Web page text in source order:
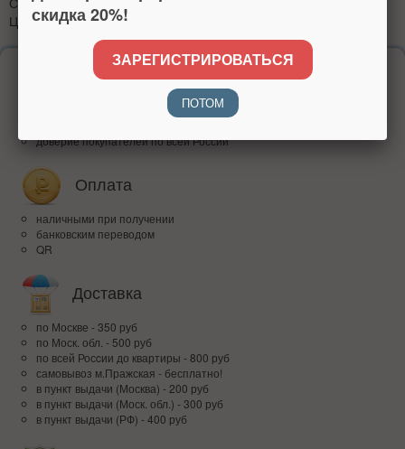
Цвет: черный.
Надежность
доверие покупателей по всей России
Оплата
наличными при получении
банковским переводом
QR
Доставка
по Москве - 350 руб
по Моск. обл. - 500 руб
по всей Росcии до квартиры - 800 руб
самовывоз м.Пражская - бесплатно!
в пункт выдачи (Москва) - 200 руб
в пункт выдачи (Моск. обл.) - 300 руб
в пункт выдачи (РФ) - 400 руб
скидка 20%!
ЗАРЕГИСТРИРОВАТЬСЯ
ПОТОМ